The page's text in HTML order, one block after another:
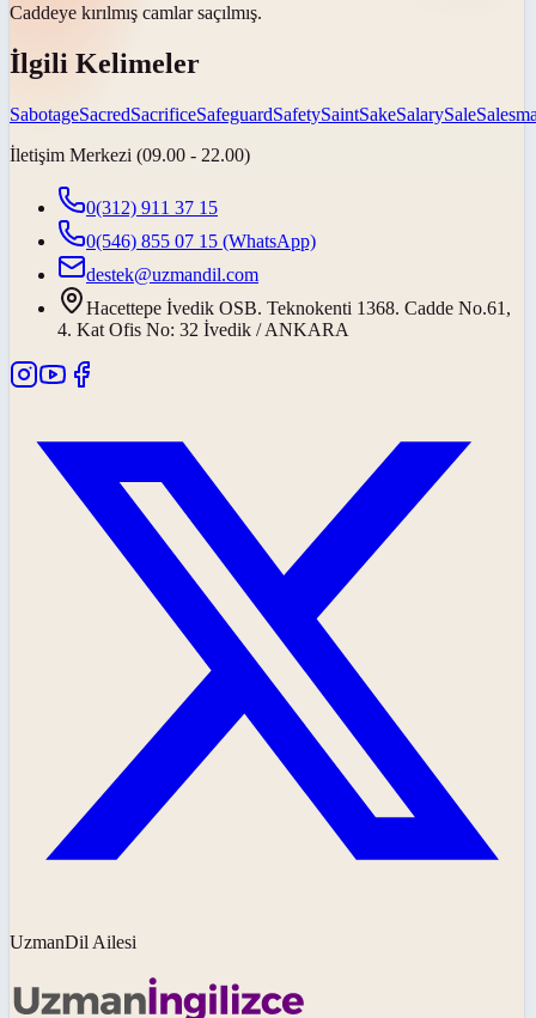
Caddeye kırılmış camlar saçılmış.
İlgili Kelimeler
SabotageSacredSacrificeSafeguardSafetySaintSakeSalarySale
İletişim Merkezi (09.00 - 22.00)
0(312) 911 37 15
0(546) 855 07 15 (WhatsApp)
destek@uzmandil.com
Hacettepe İvedik OSB. Teknokenti 1368. Cadde No.61,
4. Kat Ofis No: 32 İvedik / ANKARA
UzmanDil Ailesi